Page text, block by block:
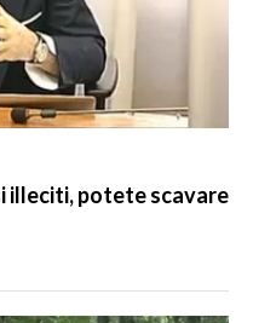
illeciti, potete scavare